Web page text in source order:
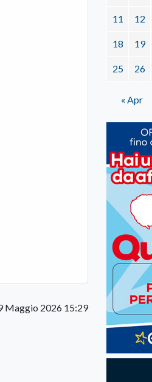
Maggio 2026 15:29
11 12
18 19
25 26
« Apr